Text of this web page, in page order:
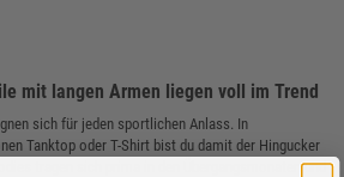
mit langen Armen liegen voll im Trend
sich für jeden sportlichen Anlass. In
Tanktop oder T-Shirt bist du damit der Hingucker
tragen sich prima in den Übergangsmonaten und